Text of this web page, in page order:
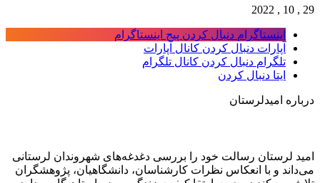
29 , 10 , 2022
اینستاگرام دنبال کردن پیج اینستاگرام
آپارات دنبال کردن کانال آپارات
تلگرام دنبال کردن کانال تلگرام
ایتا دنبال کردن
درباره امیدلرستان
امید لرستان رسالت خود را بررسی دغدغه‌های شهروندان لرستانی
می‌داند و با انعکاس نظرات کارشناسان، دانشگاهیان، پژوهشگران